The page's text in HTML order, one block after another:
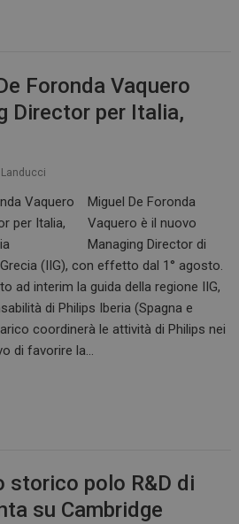
Foronda Vaquero
Director per Italia,
Miguel De Foronda
Vaquero è il nuovo
Managing Director di
(IIG), con effetto dal 1° agosto.
ad interim la guida della regione IIG,
di Philips Iberia (Spagna e
coordinerà le attività di Philips nei
di favorire la…
storico polo R&D di
su Cambridge